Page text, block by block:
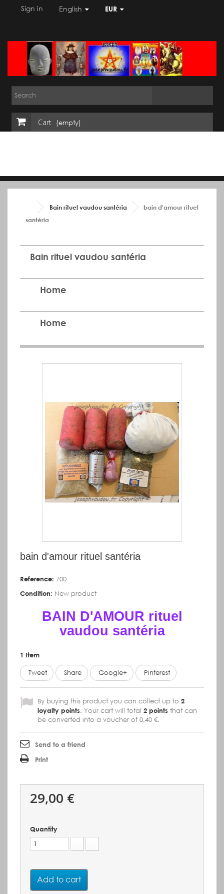
Sign in English EUR
Cart (empty)
Bain rituel vaudou santéria
bain d'amour rituel
santéria
Bain rituel vaudou santéria
Home
Home
bain d'amour rituel santéria
Reference: 700
Condition: New product
BAIN D'AMOUR rituel
vaudou santéria
1 Item
Tweet Share Google+ Pinterest
By buying this product you can collect up to 2
loyalty points. Your cart will total 2 points that can
be converted into a voucher of 0,40 €.
Send to a friend
Print
29,00 €
Quantity
Add to cart